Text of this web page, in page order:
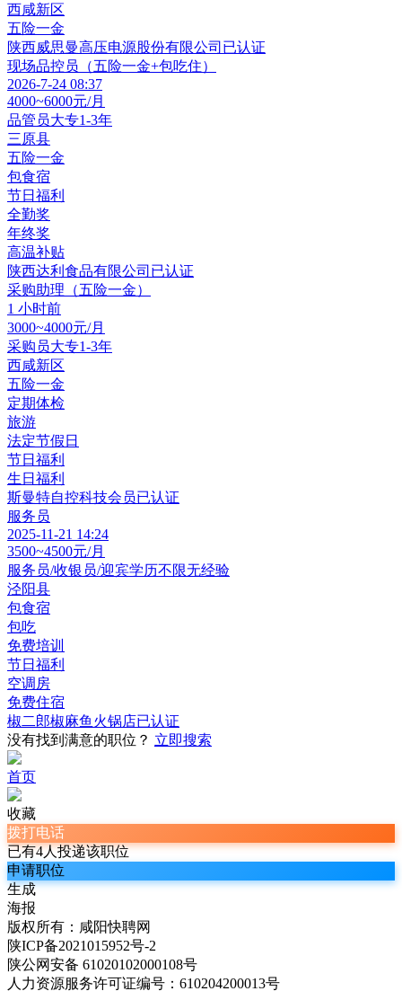
西咸新区
五险一金
陕西威思曼高压电源股份有限公司 已认证
现场品控员（五险一金+包吃住）
2026-7-24 08:37
4000~6000元/月
品管员大专1-3年
三原县
五险一金
包食宿
节日福利
全勤奖
年终奖
高温补贴
陕西达利食品有限公司 已认证
采购助理（五险一金）
1 小时前
3000~4000元/月
采购员大专1-3年
西咸新区
五险一金
定期体检
旅游
法定节假日
节日福利
生日福利
斯曼特自控科技会员已认证
服务员
2025-11-21 14:24
3500~4500元/月
服务员/收银员/迎宾学历不限无经验
泾阳县
包食宿
包吃
免费培训
节日福利
空调房
免费住宿
椒二郎椒麻鱼火锅店已认证
没有找到满意的职位？ 立即搜索
首页
收藏
拨打电话
已有4人投递该职位
申请职位
生成
海报
版权所有：咸阳快聘网
陕ICP备2021015952号-2
陕公网安备 61020102000108号
人力资源服务许可证编号：610204200013号